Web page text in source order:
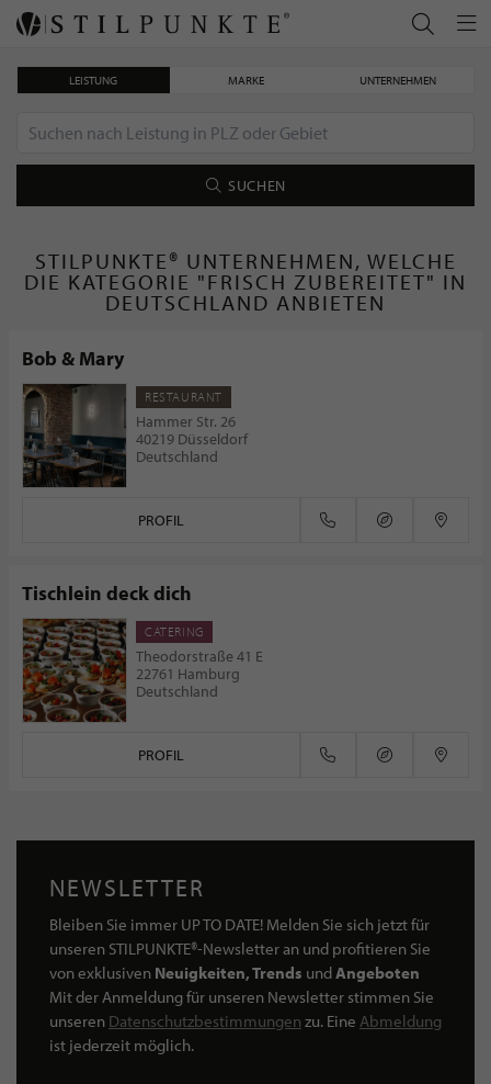
LEISTUNG MARKE UNTERNEHMEN
SUCHEN
STILPUNKTE® UNTERNEHMEN, WELCHE
DIE KATEGORIE "FRISCH ZUBEREITET" IN
DEUTSCHLAND ANBIETEN
Bob & Mary
RESTAURANT
Hammer Str. 26
40219 Düsseldorf
Deutschland
PROFIL
Tischlein deck dich
CATERING
Theodorstraße 41 E
22761 Hamburg
Deutschland
PROFIL
NEWSLETTER
Bleiben Sie immer UP TO DATE! Melden Sie sich jetzt für
unseren STILPUNKTE®-Newsletter an und profitieren Sie
von exklusiven Neuigkeiten, Trends undAngeboten
Mit der Anmeldung für unseren Newsletter stimmen Sie
unseren Datenschutzbestimmungen zu. Eine Abmeldung
ist jederzeit möglich.